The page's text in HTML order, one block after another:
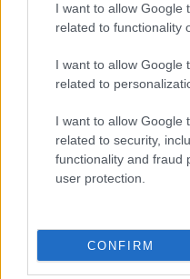
I want to allow Google
related to functionality
I want to allow Google
related to
I want to allow Google
related to security,
functionality and fraud
user protection.
CONFIRM
Η βαθμολογία σας*
Email*